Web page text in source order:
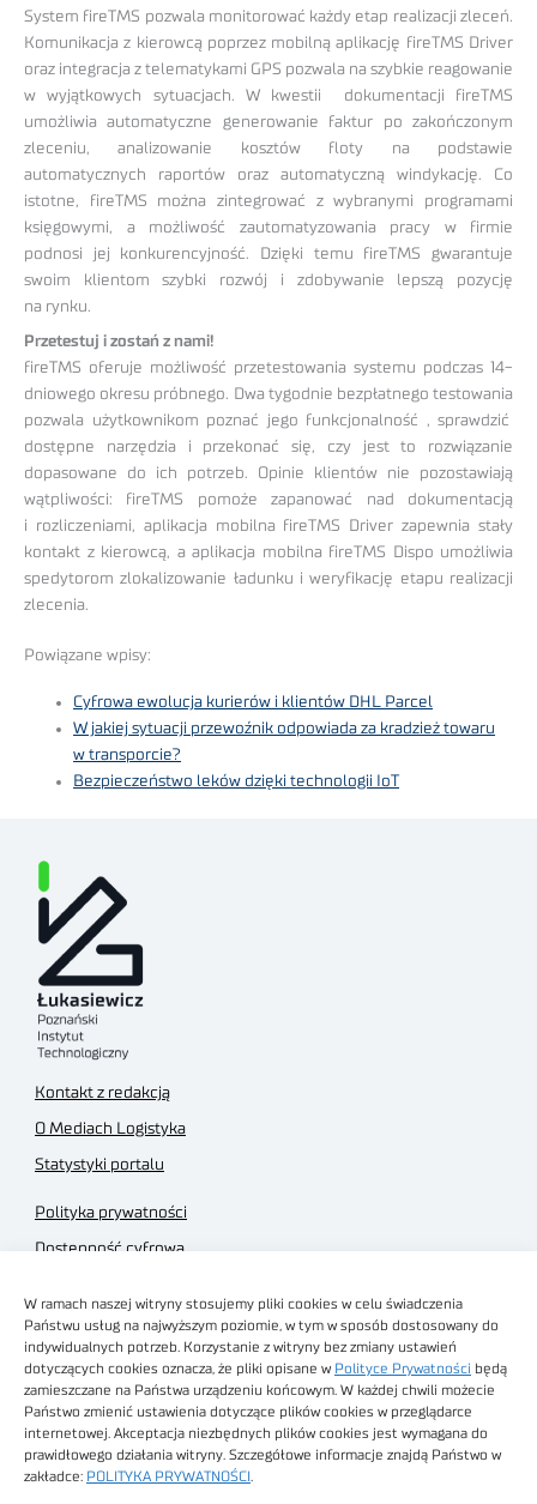
W ramach naszej witryny stosujemy pliki cookies w celu świadczenia
Państwu usług na najwyższym poziomie, w tym w sposób dostosowany do
indywidualnych potrzeb. Korzystanie z witryny bez zmiany ustawień
dotyczących cookies oznacza, że pliki opisane w Polityce Prywatności będą
zamieszczane na Państwa urządzeniu końcowym. W każdej chwili możecie
Państwo zmienić ustawienia dotyczące plików cookies w przeglądarce
internetowej. Akceptacja niezbędnych plików cookies jest wymagana do
prawidłowego działania witryny. Szczegółowe informacje znajdą Państwo w
zakładce: POLITYKA PRYWATNOŚCI
System fireTMS pozwala monitorować każdy etap realizacji zleceń.
Komunikacja z kierowcą poprzez mobilną aplikację fireTMS Driver
oraz integracja z telematykami GPS pozwala na szybkie reagowanie
w wyjątkowych sytuacjach. W kwestii dokumentacji fireTMS
umożliwia automatyczne generowanie faktur po zakończonym
zleceniu, analizowanie kosztów floty na podstawie
automatycznych raportów oraz automatyczną windykację. Co
istotne, fireTMS można zintegrować z wybranymi programami
księgowymi, a możliwość zautomatyzowania pracy w firmie
podnosi jej konkurencyjność. Dzięki temu fireTMS gwarantuje
swoim klientom szybki rozwój i zdobywanie lepszą pozycję
na rynku.
Przetestuj i zostań z nami!
fireTMS oferuje możliwość przetestowania systemu podczas 14-
dniowego okresu próbnego. Dwa tygodnie bezpłatnego testowania
pozwala użytkownikom poznać jego funkcjonalność , sprawdzić
dostępne narzędzia i przekonać się, czy jest to rozwiązanie
dopasowane do ich potrzeb. Opinie klientów nie pozostawiają
wątpliwości: fireTMS pomoże zapanować nad dokumentacją
i rozliczeniami, aplikacja mobilna fireTMS Driver zapewnia stały
kontakt z kierowcą, a aplikacja mobilna fireTMS Dispo umożliwia
spedytorom zlokalizowanie ładunku i weryfikację etapu realizacji
zlecenia.
Powiązane wpisy:
Cyfrowa ewolucja kurierów i klientów DHL Parcel
W jakiej sytuacji przewoźnik odpowiada za kradzież towaru
w transporcie?
Bezpieczeństwo leków dzięki technologii IoT
Kontakt z redakcją
O Mediach Logistyka
Statystyki portalu
Polityka prywatności
Dostępność cyfrowa
Regulamin sklepu
Obrazy stockowe
autorstwa